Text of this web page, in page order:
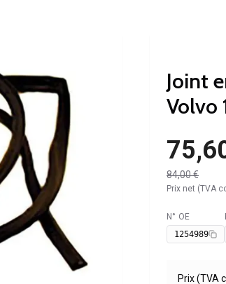
Joint
Volvo
84,00 €
Prix net (TVA
Disponible
N° OE
1254989
Prix (TVA